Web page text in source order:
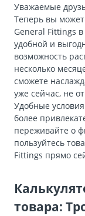
Уважаемые
Теперь вы
General Fittings в
удобной и
возможность
несколько
сможете
уже сейчас, не
Удобные
более
переживайте о
пользуйтесь
Fittings прямо
товара: